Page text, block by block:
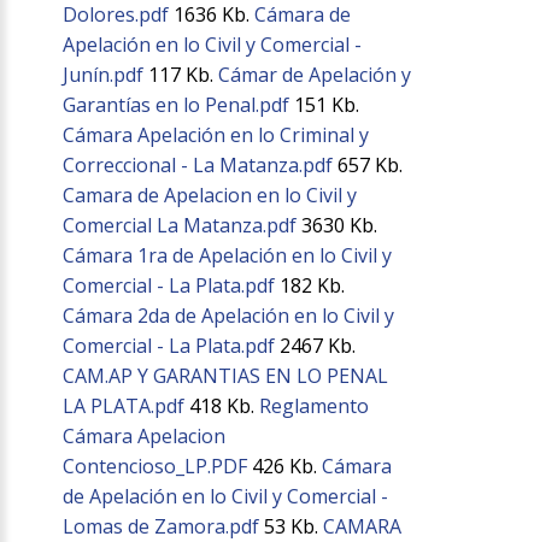
Dolores.pdf 1636 Kb.Cámara de
Apelación en lo Civil y Comercial -
Junín.pdf 117 Kb.Cámar de Apelación y
Garantías en lo Penal.pdf 151 Kb.
Cámara Apelación en lo Criminal y
Correccional - La Matanza.pdf657 Kb.
Camara de Apelacion en lo Civil y
Comercial La Matanza.pdf3630 Kb.
Cámara 1ra de Apelación en lo Civil y
Comercial - La Plata.pdf 182 Kb.
Cámara 2da de Apelación en lo Civil y
Comercial - La Plata.pdf 2467 Kb.
CAM.AP Y GARANTIAS EN LO PENAL
LA PLATA.pdf 418 Kb. Reglamento
Cámara Apelacion
Contencioso_LP.PDF426 Kb.Cámara
de Apelación en lo Civil y Comercial -
Lomas de Zamora.pdf53 Kb.CAMARA